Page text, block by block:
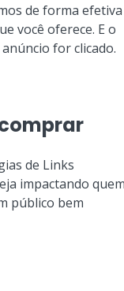
de forma efetiva
você oferece. E o
for clicado.
de Links
impactando quem
público bem